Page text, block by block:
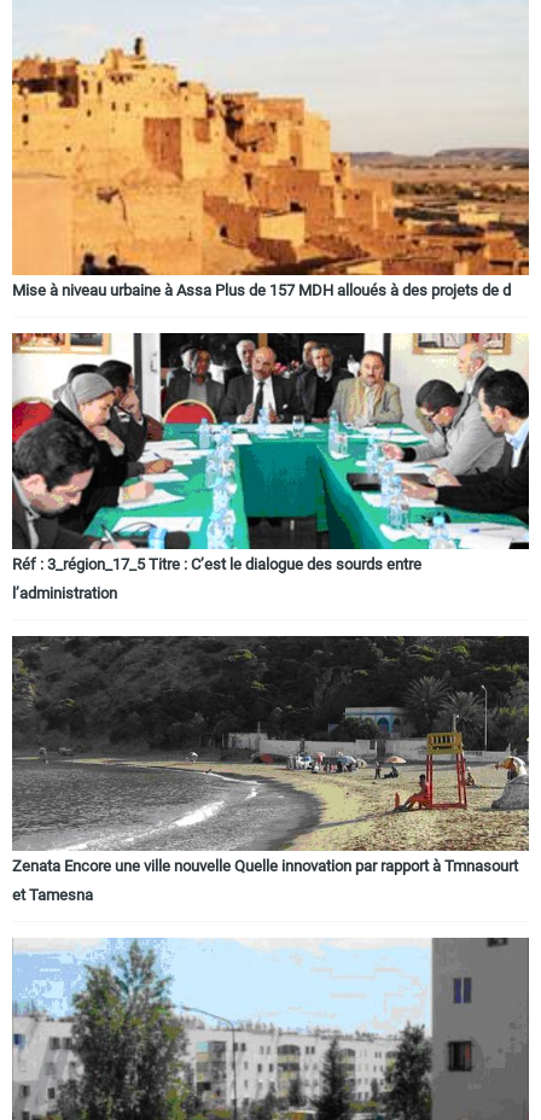
Mise à niveau urbaine à Assa Plus de 157 MDH alloués à des projets de d
Réf : 3_région_17_5 Titre : C’est le dialogue des sourds entre
l’administration
Zenata Encore une ville nouvelle Quelle innovation par rapport à Tmnasourt
et Tamesna